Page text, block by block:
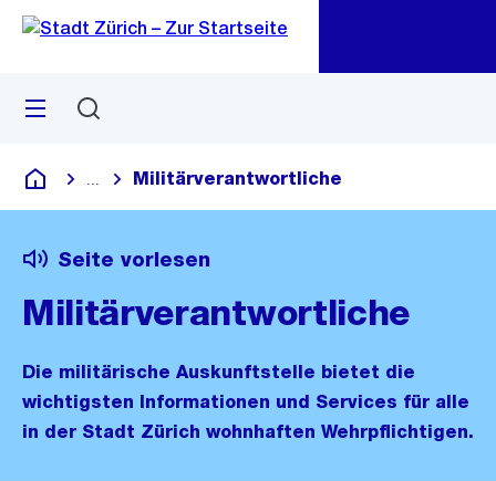
Navigation
Sprunglink
Menü
Deutsch
Blende alle Breadcrumbs ein
Militärverantwortliche
Seite vorlesen
Militärverantwortliche
Die militärische Auskunftstelle bietet die
wichtigsten Informationen und Services für alle
in der Stadt Zürich wohnhaften Wehrpflichtigen.